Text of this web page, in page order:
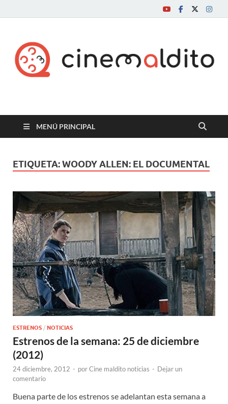
Cine maldito
MENÚ PRINCIPAL
ETIQUETA:WOODY ALLEN: EL DOCUMENTAL
ESTRENOS / NOTICIAS
Estrenos de la semana: 25 de diciembre
(2012)
24 diciembre, 2012 - porCine maldito noticias - Dejar un
comentario
Buena parte de los estrenos se adelantan esta semana a